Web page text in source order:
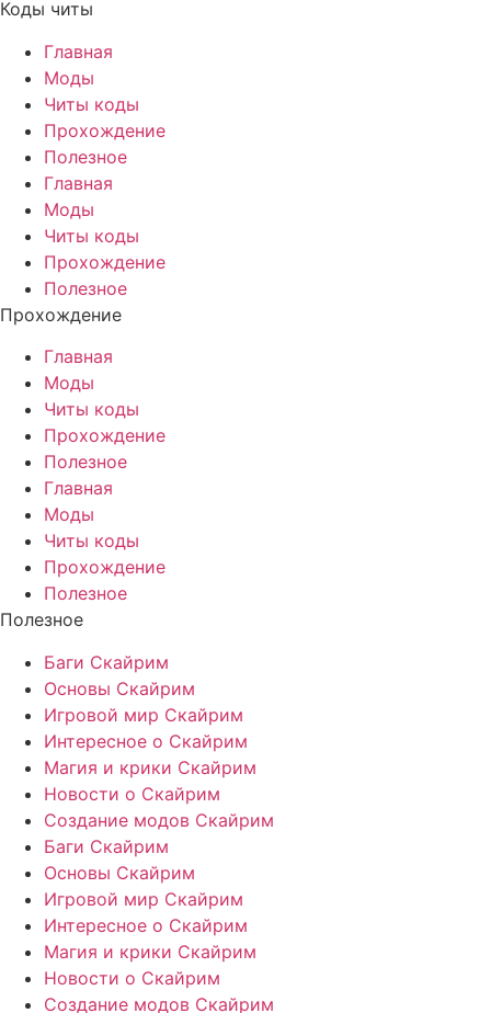
Коды читы
Главная
Моды
Читы коды
Прохождение
Полезное
Главная
Моды
Читы коды
Прохождение
Полезное
Прохождение
Главная
Моды
Читы коды
Прохождение
Полезное
Главная
Моды
Читы коды
Прохождение
Полезное
Полезное
Баги Скайрим
Основы Скайрим
Игровой мир Скайрим
Интересное о Скайрим
Магия и крики Скайрим
Новости о Скайрим
Создание модов Скайрим
Баги Скайрим
Основы Скайрим
Игровой мир Скайрим
Интересное о Скайрим
Магия и крики Скайрим
Новости о Скайрим
Создание модов Скайрим